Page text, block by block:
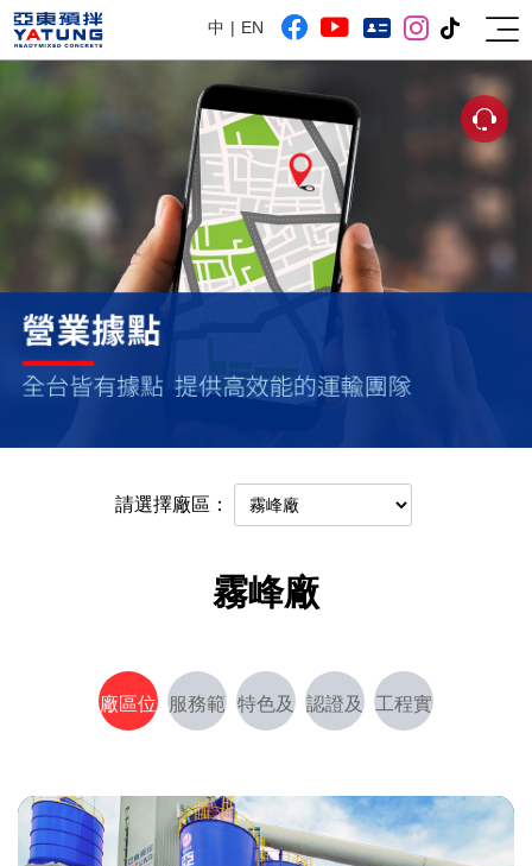
中 EN
網站導覽 遠東人月刊
請選擇廠區：
霧峰廠
廠區位 服務範 特色及 認證及 工程實